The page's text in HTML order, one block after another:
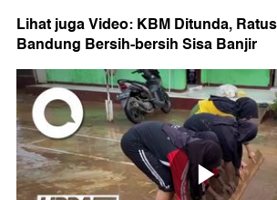
Lihat juga Video: KBM Ditunda,
Bandung Bersih-bersih Sisa Banjir